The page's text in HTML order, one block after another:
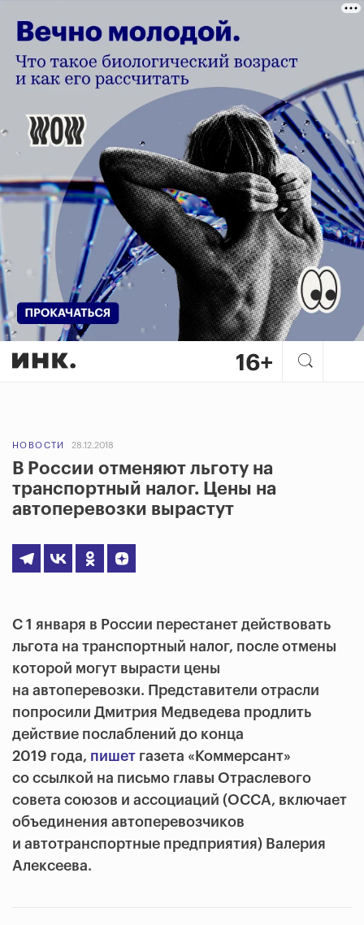
НОВОСТИ 28.12.2018
В России отменяют льготу на
транспортный налог. Цены на
автоперевозки вырастут
С 1 января в России перестанет действовать
льгота на транспортный налог, после отмены
которой могут вырасти цены
на автоперевозки. Представители отрасли
попросили Дмитрия Медведева продлить
действие послаблений до конца
2019 года, пишет газета «Коммерсант»
со ссылкой на письмо главы Отраслевого
совета союзов и ассоциаций (ОССА, включает
объединения автоперевозчиков
и автотранспортные предприятия) Валерия
Алексеева.